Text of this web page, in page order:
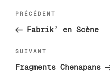
Navigation
l’article
Article
précédent
PRÉCÉDENT
Fabrik’ en Scène
Article
suivant
SUIVANT
Fragments Chenapans